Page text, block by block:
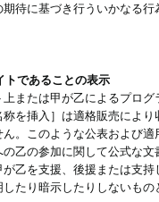
待に基づき行ういかなる
トであることの表示
または甲が乙によるプロ
称を挿入］は適格販売によ
ん。このような公表および
の乙の参加に関して公式な
乙を支援、後援または支
たり暗示したりしないもの